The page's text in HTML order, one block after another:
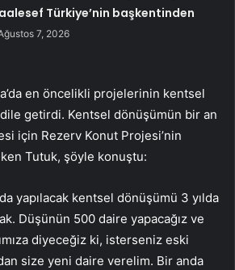
Türkiye’nin başkentinden
7, 2026
en öncelikli projelerinin kentsel
getirdi. Kentsel dönüşümün bir an
için Rezerv Konut Projesi’nin
Tutuk, şöyle konuştu:
yapılacak kentsel dönüşümü 3 yılda
Düşünün 500 daire yapacağız ve
diyeceğiz ki, isterseniz eski
size yeni daire verelim. Bir anda